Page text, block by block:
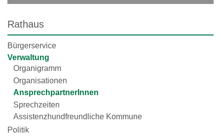
Rathaus
Bürgerservice
Verwaltung
Organigramm
Organisationen
AnsprechpartnerInnen
Sprechzeiten
Assistenzhundfreundliche Kommune
Politik